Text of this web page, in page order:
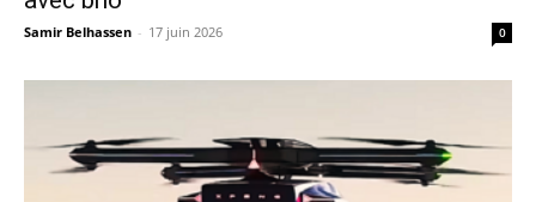
Samir Belhassen - 17 juin 2026 0